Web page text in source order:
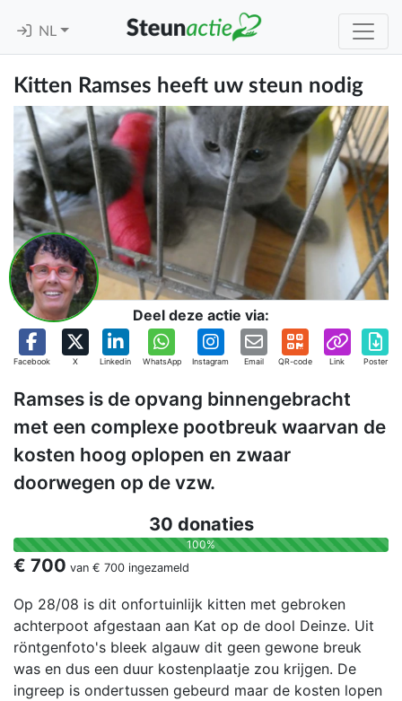
NL
Kitten Ramses heeft uw steun nodig
Deel deze actie via:
Facebook X Linkedin WhatsApp Instagram Email QR-code Link Poster
Ramses is de opvang binnengebracht
met een complexe pootbreuk waarvan de
kosten hoog oplopen en zwaar
doorwegen op de vzw.
30 donaties
100%
€ 700 van € 700 ingezameld
Op 28/08 is dit onfortuinlijk kitten met gebroken
achterpoot afgestaan aan Kat op de dool Deinze. Uit
röntgenfoto's bleek algauw dit geen gewone breuk
was en dus een duur kostenplaatje zou krijgen. De
ingreep is ondertussen gebeurd maar de kosten lopen